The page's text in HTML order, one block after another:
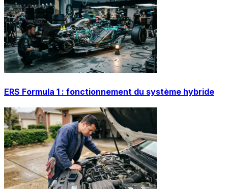
ERS Formula 1 : fonctionnement du système hybride